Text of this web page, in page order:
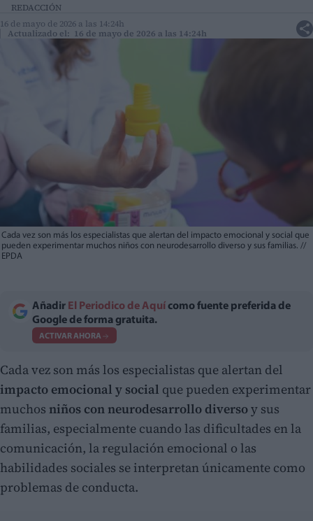
REDACCIÓN
16 de mayo de 2026 a las 14:24h
Actualizado el: 16 de mayo de 2026 a las 14:24h
Cada vez son más los especialistas que alertan del impacto emocional y social que
pueden experimentar muchos niños con neurodesarrollo diverso y sus familias. //
EPDA
Añadir El Periodico de Aquí como fuente preferida de
Google de forma gratuita.
ACTIVAR AHORA
Cada vez son más los especialistas que alertan del
impacto emocional y social que pueden experimentar
muchos niños con neurodesarrollo diversoy sus
familias, especialmente cuando las dificultades en la
comunicación, la regulación emocional o las
habilidades sociales se interpretan únicamente como
problemas de conducta.